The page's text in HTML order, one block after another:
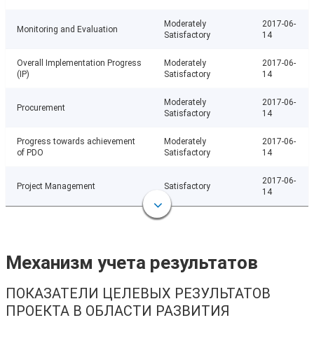
Monitoring and Evaluation
Moderately
Satisfactory
2017-06-
14
Overall Implementation Progress
(IP)
Moderately
Satisfactory
2017-06-
14
Procurement
Moderately
Satisfactory
2017-06-
14
Progress towards achievement
of PDO
Moderately
Satisfactory
2017-06-
14
Project Management Satisfactory
2017-06-
14
Механизм учета результатов
ПОКАЗАТЕЛИ ЦЕЛЕВЫХ РЕЗУЛЬТАТОВ
ПРОЕКТА В ОБЛАСТИ РАЗВИТИЯ